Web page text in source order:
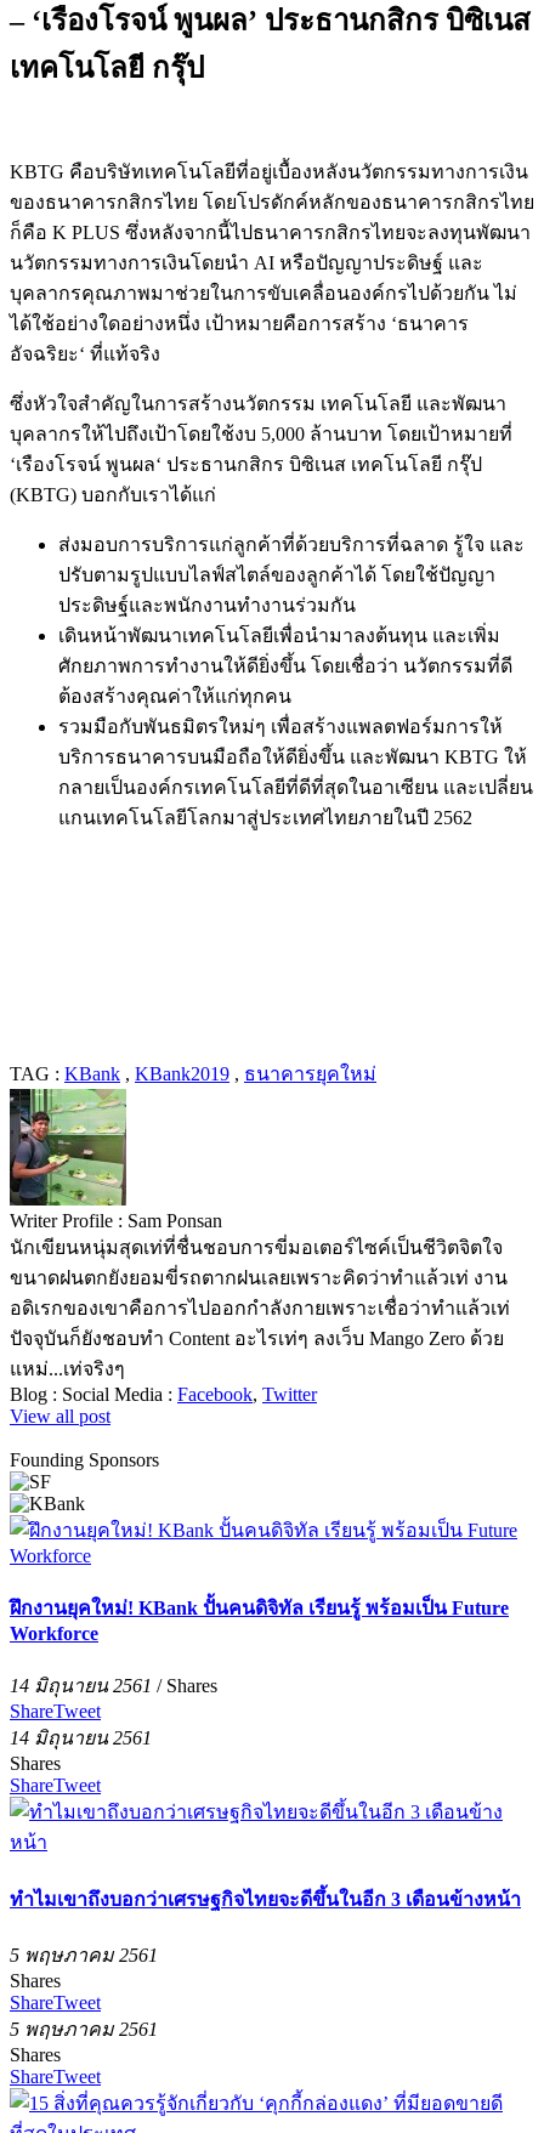
– ‘เรืองโรจน์ พูนผล’ ประธานกสิกร บิซิเนส
เทคโนโลยี กรุ๊ป
KBTG คือบริษัทเทคโนโลยีที่อยู่เบื้องหลังนวัตกรรมทางการเงิน
ของธนาคารกสิกรไทย โดยโปรดักค์หลักของธนาคารกสิกรไทย
ก็คือ K PLUS ซึ่งหลังจากนี้ไปธนาคารกสิกรไทยจะลงทุนพัฒนา
นวัตกรรมทางการเงินโดยนำ AI หรือปัญญาประดิษฐ์ และ
บุคลากรคุณภาพมาช่วยในการขับเคลื่อนองค์กรไปด้วยกัน ไม่
ได้ใช้อย่างใดอย่างหนึ่ง เป้าหมายคือการสร้าง ‘ธนาคาร
อัจฉริยะ‘ ที่แท้จริง
ซึ่งหัวใจสำคัญในการสร้างนวัตกรรม เทคโนโลยี และพัฒนา
บุคลากรให้ไปถึงเป้าโดยใช้งบ 5,000 ล้านบาท โดยเป้าหมายที่
‘เรืองโรจน์ พูนผล‘ ประธานกสิกร บิซิเนส เทคโนโลยี กรุ๊ป
(KBTG) บอกกับเราได้แก่
ส่งมอบการบริการแก่ลูกค้าที่ด้วยบริการที่ฉลาด รู้ใจ และ
ปรับตามรูปแบบไลฟ์สไตล์ของลูกค้าได้ โดยใช้ปัญญา
ประดิษฐ์และพนักงานทำงานร่วมกัน
เดินหน้าพัฒนาเทคโนโลยีเพื่อนำมาลงต้นทุน และเพิ่ม
ศักยภาพการทำงานให้ดียิ่งขึ้น โดยเชื่อว่า นวัตกรรมที่ดี
ต้องสร้างคุณค่าให้แก่ทุกคน
รวมมือกับพันธมิตรใหม่ๆ เพื่อสร้างแพลตฟอร์มการให้
บริการธนาคารบนมือถือให้ดียิ่งขึ้น และพัฒนา KBTG ให้
กลายเป็นองค์กรเทคโนโลยีที่ดีที่สุดในอาเซียน และเปลี่ยน
แกนเทคโนโลยีโลกมาสู่ประเทศไทยภายในปี 2562
TAG : KBank , KBank2019 , ธนาคารยุคใหม่
Writer Profile : Sam Ponsan
นักเขียนหนุ่มสุดเท่ที่ชื่นชอบการขี่มอเตอร์ไซค์เป็นชีวิตจิตใจ
ขนาดฝนตกยังยอมขี่รถตากฝนเลยเพราะคิดว่าทำแล้วเท่ งาน
อดิเรกของเขาคือการไปออกกำลังกายเพราะเชื่อว่าทำแล้วเท่
ปัจจุบันก็ยังชอบทำ Content อะไรเท่ๆ ลงเว็บ Mango Zero ด้วย
แหม่...เท่จริงๆ
Blog : Social Media : Facebook, Twitter
View all post
Founding Sponsors
ฝึกงานยุคใหม่! KBank ปั้นคนดิจิทัล เรียนรู้ พร้อมเป็น Future
Workforce
14 มิถุนายน 2561 / Shares
ShareTweet
14 มิถุนายน 2561
Shares
ShareTweet
ทำไมเขาถึงบอกว่าเศรษฐกิจไทยจะดีขึ้นในอีก 3 เดือนข้างหน้า
5 พฤษภาคม 2561
Shares
ShareTweet
5 พฤษภาคม 2561
Shares
ShareTweet